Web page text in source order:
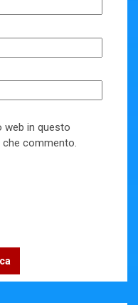
web in questo
commento.